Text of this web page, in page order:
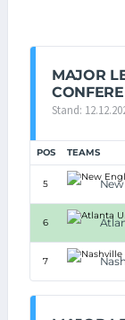
MAJOR
Stand:
POS TEAMS
5
6
7